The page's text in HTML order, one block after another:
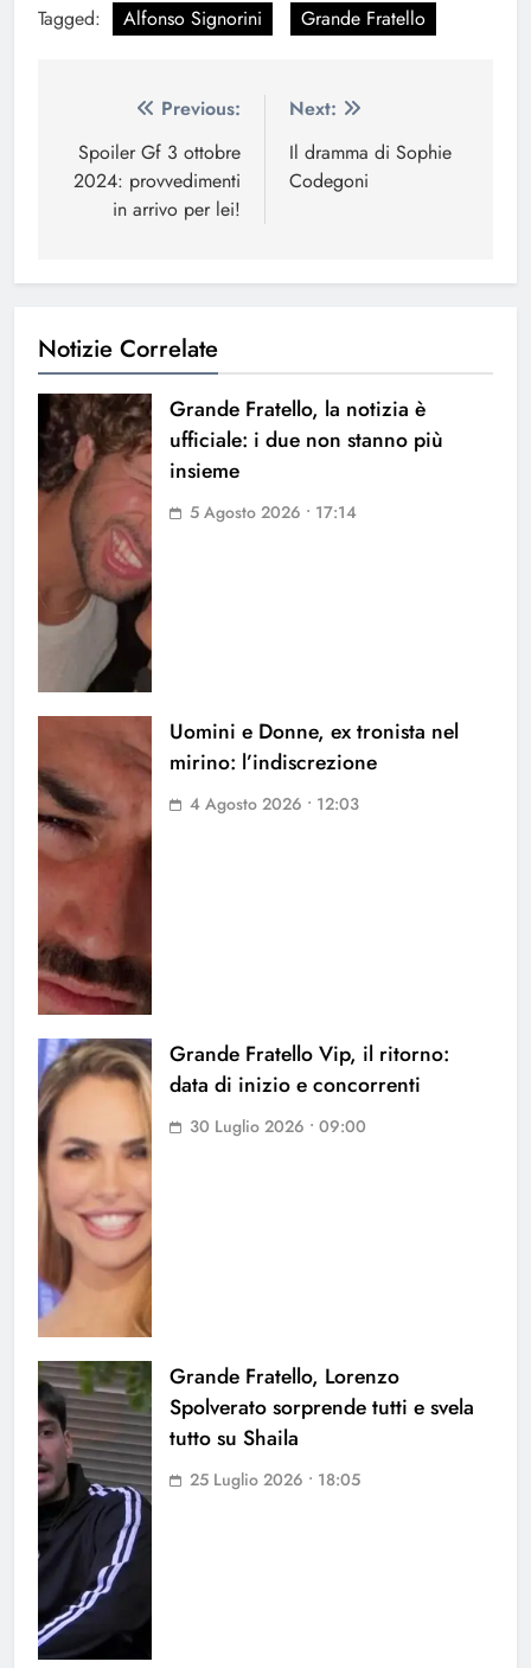
Tagged: Alfonso Signorini Grande Fratello
Navigazione
articoli
Previous:
Spoiler Gf 3 ottobre
2024: provvedimenti
in arrivo per lei!
Next:
Il dramma di Sophie
Codegoni
Notizie Correlate
Grande Fratello, la notizia è
ufficiale: i due non stanno più
insieme
5 Agosto 2026 • 17:14
Uomini e Donne, ex tronista nel
mirino: l’indiscrezione
4 Agosto 2026 • 12:03
Grande Fratello Vip, il ritorno:
data di inizio e concorrenti
30 Luglio 2026 • 09:00
Grande Fratello, Lorenzo
Spolverato sorprende tutti e svela
tutto su Shaila
25 Luglio 2026 • 18:05